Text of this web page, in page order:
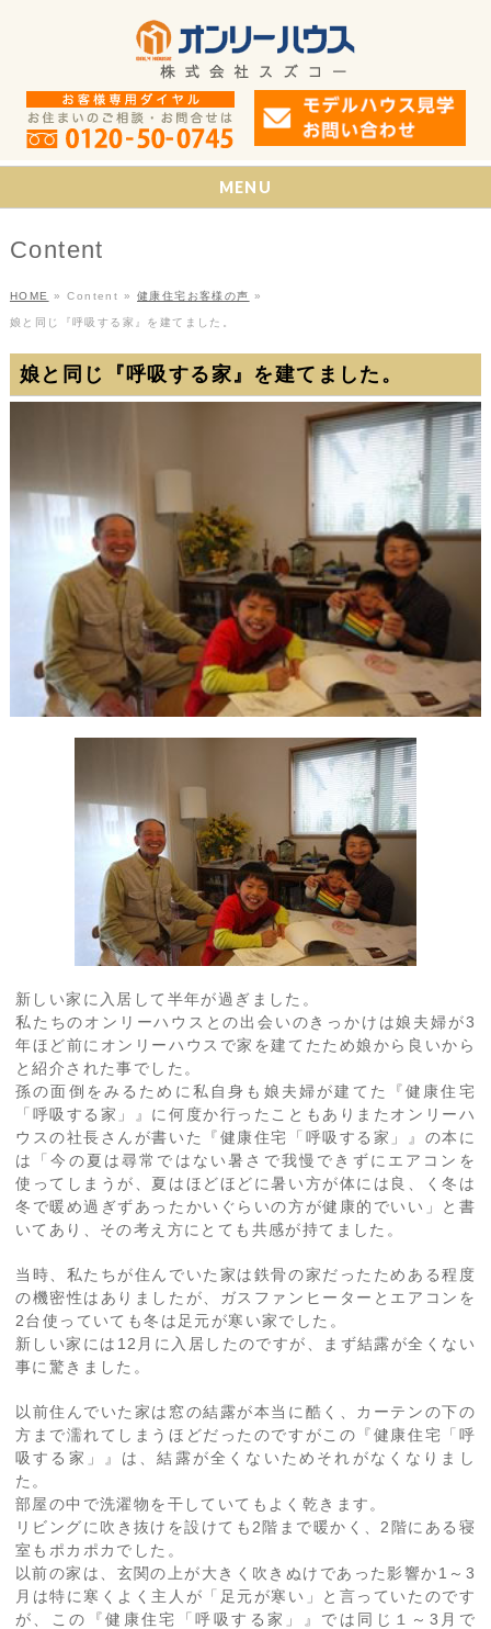
MENU
Content
HOME » Content » 健康住宅お客様の声 »
娘と同じ『呼吸する家』を建てました。
娘と同じ『呼吸する家』を建てました。
新しい家に入居して半年が過ぎました。
私たちのオンリーハウスとの出会いのきっかけは娘夫婦が3
年ほど前にオンリーハウスで家を建てたため娘から良いから
と紹介された事でした。
孫の面倒をみるために私自身も娘夫婦が建てた『健康住宅
「呼吸する家」』に何度か行ったこともありまたオンリーハ
ウスの社長さんが書いた『健康住宅「呼吸する家」』の本に
は「今の夏は尋常ではない暑さで我慢できずにエアコンを
使ってしまうが、夏はほどほどに暑い方が体には良、く冬は
冬で暖め過ぎずあったかいぐらいの方が健康的でいい」と書
いてあり、その考え方にとても共感が持てました。
当時、私たちが住んでいた家は鉄骨の家だったためある程度
の機密性はありましたが、ガスファンヒーターとエアコンを
2台使っていても冬は足元が寒い家でした。
新しい家には12月に入居したのですが、まず結露が全くない
事に驚きました。
以前住んでいた家は窓の結露が本当に酷く、カーテンの下の
方まで濡れてしまうほどだったのですがこの『健康住宅「呼
吸する家」』は、結露が全くないためそれがなくなりまし
た。
部屋の中で洗濯物を干していてもよく乾きます。
リビングに吹き抜けを設けても2階まで暖かく、2階にある寝
室もポカポカでした。
以前の家は、玄関の上が大きく吹きぬけであった影響か1～3
月は特に寒くよく主人が「足元が寒い」と言っていたのです
が、この『健康住宅「呼吸する家」』では同じ１～3月で